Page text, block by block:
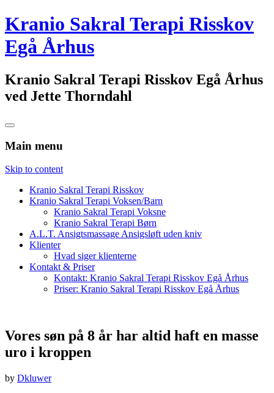
Kranio Sakral Terapi Risskov
Egå Århus
Kranio Sakral Terapi Risskov Egå Århus
ved Jette Thorndahl
Main menu
Skip to content
Kranio Sakral Terapi Risskov
Kranio Sakral Terapi Voksen/Barn
Kranio Sakral Terapi Voksne
Kranio Sakral Terapi Børn
A.L.T. Ansigtsmassage Ansigsløft uden kniv
Klienter
Hvad siger klienterne
Kontakt & Priser
Kontakt: Kranio Sakral Terapi Risskov Egå Århus
Priser: Kranio Sakral Terapi Risskov Egå Århus
Vores søn på 8 år har altid haft en masse
uro i kroppen
by Dkluwer